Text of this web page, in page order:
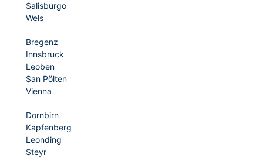
Salisburgo
Wels
Bregenz
Innsbruck
Leoben
San Pölten
Vienna
Dornbirn
Kapfenberg
Leonding
Steyr